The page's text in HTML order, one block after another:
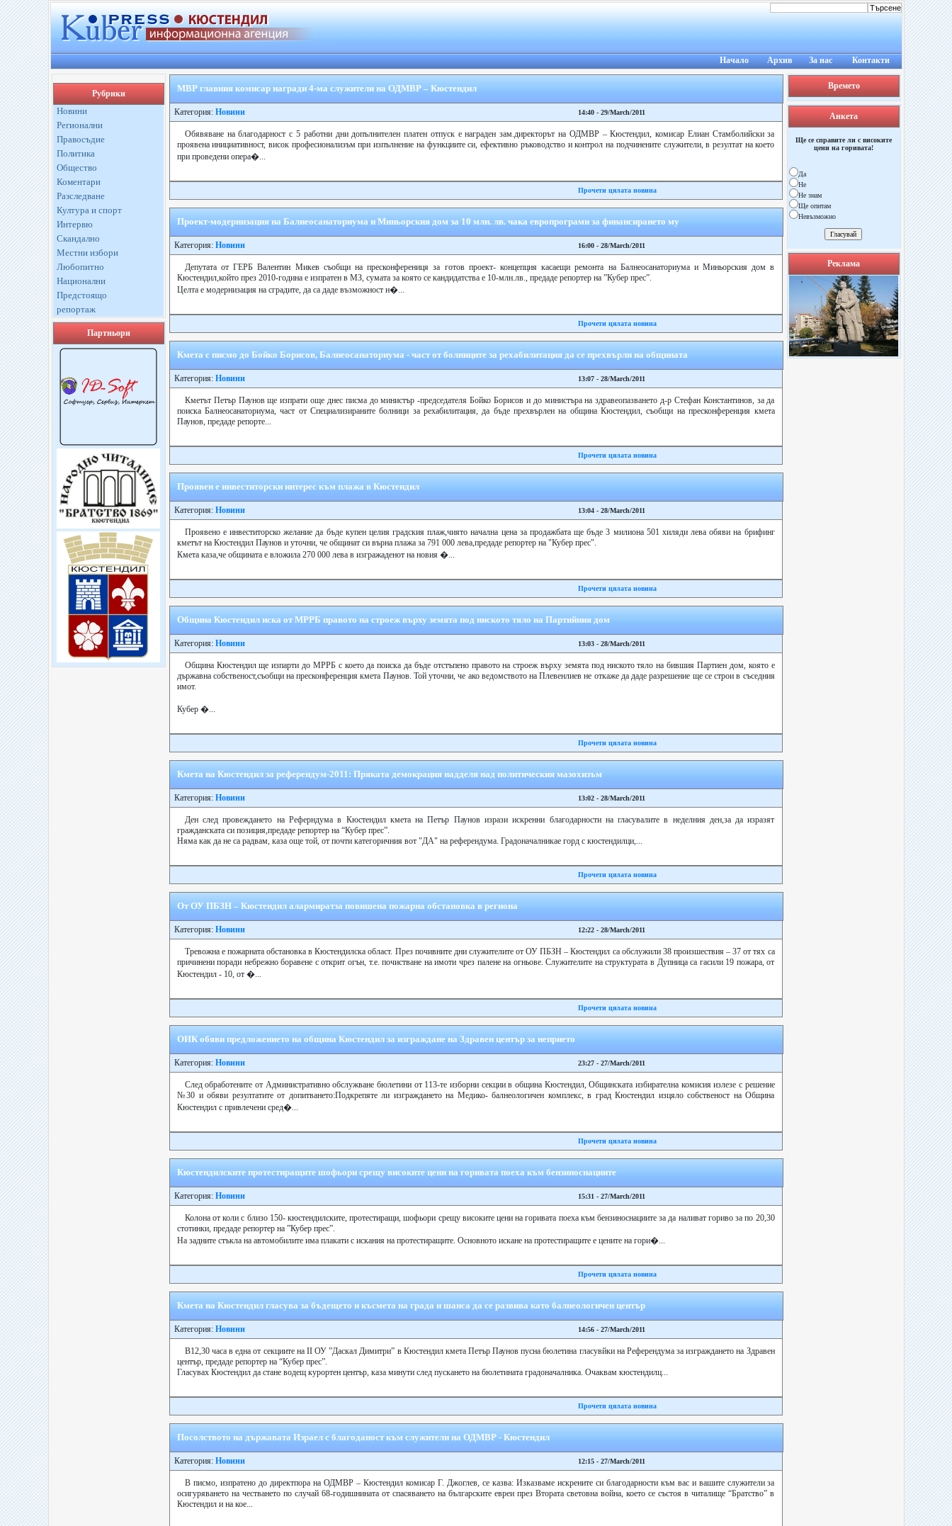
Начало Архив За нас Контакти
Рубрики
Новини
Регионални
Правосъдие
Политика
Общество
Коментари
Разследване
Култура и спорт
Интервю
Скандално
Местни избори
Любопитно
Национални
Предстоящо
репортаж
Партньори
МВР главния комисар награди 4-ма служители на ОДМВР – Кюстендил
Категория: Новини 14:40 - 29/March/2011
Обявяване на благодарност с 5 работни дни допълнителен платен отпуск е награден зам.директорът на ОДМВР – Кюстендил, комисар Елиан Стамболийски за
проявена инициативност, висок професионализъм при изпълнение на функциите си, ефективно ръководство и контрол на подчинените служители, в резултат на което
при проведени опера�...
Прочети цялата новина
Проект-модернизация на Балнеосанаториума и Миньорския дом за 10 млн. лв. чака европрограми за финансирането му
Категория: Новини 16:00 - 28/March/2011
Депутата от ГЕРБ Валентин Микев съобщи на пресконферениця за готов проект- концепция касаещи ремонта на Балнеосанаториума и Миньорския дом в
Кюстендил,който през 2010-година е изпратен в МЗ, сумата за която се кандидатства е 10-млн.лв., предаде репортер на ”Кубер прес”.
Целта е модернизация на сградите, да са даде възможност н�...
Прочети цялата новина
Кмета с писмо до Бойко Борисов, Балнеосанаториума - част от болниците за рехабилитация да се прехвърли на общината
Категория: Новини 13:07 - 28/March/2011
Кметът Петър Паунов ще изпрати още днес писма до министър -председателя Бойко Борисов и до министъра на здравеопазването д-р Стефан Константинов, за да
поиска Балнеосанаториума, част от Специализираните болници за рехабилитация, да бъде прехвърлен на община Кюстендил, съобщи на пресконференция кмета
Паунов, предаде репорте...
Прочети цялата новина
Проявен е инвеститорски интерес към плажа в Кюстендил
Категория: Новини 13:04 - 28/March/2011
Проявено е инвеститорско желание да бъде купен целия градския плаж,чиято начална цена за продажбата ще бъде 3 милиона 501 хиляди лева обяви на брифинг
кметът на Кюстендил Паунов и уточни, че общинат си върна плажа за 791 000 лева,предаде репортер на "Кубер прес".
Кмета каза,че общината е вложила 270 000 лева в изгражаденот на новия �...
Прочети цялата новина
Община Кюстендил иска от МРРБ правото на строеж върху земята под ниското тяло на Партийния дом
Категория: Новини 13:03 - 28/March/2011
Община Кюстендил ще изпарти до МРРБ с което да поиска да бъде отстъпено правото на строеж върху земята под ниското тяло на бившия Партиен дом, която е
държавна собственост,съобщи на пресконференция кмета Паунов. Той уточни, че ако ведомството на Плевенлиев не откаже да даде разрешение ще се строи в съседния
имот.
Кубер �...
Прочети цялата новина
Кмета на Кюстендил за референдум-2011: Пряката демокрация надделя над политическия мазохизъм
Категория: Новини 13:02 - 28/March/2011
Ден след провеждането на Реферндума в Кюстендил кмета на Петър Паунов изрази искренни благодарности на гласувалите в неделния ден,за да изразят
гражданската си позиция,предаде репортер на “Кубер прес”.
Няма как да не са радвам, каза още той, от почти категоричния вот "ДА" на референдума. Градоначалникае горд с кюстендилци,...
Прочети цялата новина
От ОУ ПБЗН – Кюстендил алармиратза повишена пожарна обстановка в региона
Категория: Новини 12:22 - 28/March/2011
Тревожна е пожарната обстановка в Кюстендилска област. През почивните дни служителите от ОУ ПБЗН – Кюстендил са обслужили 38 произшествия – 37 от тях са
причинени поради небрежно боравене с открит огън, т.е. почистване на имоти чрез палене на огньове. Служителите на структурата в Дупница са гасили 19 пожара, от
Кюстендил - 10, от �...
Прочети цялата новина
ОИК обяви предложението на община Кюстендил за изграждане на Здравен център за неприето
Категория: Новини 23:27 - 27/March/2011
След обработените от Административно обслужване бюлетини от 113-те изборни секции в община Кюстендил, Общинската избирателна комисия излезе с решение
№30 и обяви резултатите от допитването:Подкрепяте ли изграждането на Медико- балнеологичен комплекс, в град Кюстендил изцяло собственост на Община
Кюстендил с привлечени сред�...
Прочети цялата новина
Кюстендилските протестиращите шофьори срещу високите цени на горивата поеха към бензиноснациите
Категория: Новини 15:31 - 27/March/2011
Колона от коли с близо 150- кюстендилските, протестиращи, шофьори срещу високите цени на горивата поеха към бензиноснациите за да наливат гориво за по 20,30
стотинки, предаде репортер на ”Кубер прес”.
На задните стъкла на автомобилите има плакати с искания на протестиращите. Основното искане на протестиращите е цените на гори�...
Прочети цялата новина
Кмета на Кюстендил гласува за бъдещето и късмета на града и шанса да се развива като балнеологичен център
Категория: Новини 14:56 - 27/March/2011
В12,30 часа в една от секциите на ІІ ОУ ”Даскал Димитри” в Кюстендил кмета Петър Паунов пусна бюлетина гласувйки на Референдума за изграждането на Здравен
център, предаде репортер на “Кубер прес”.
Гласувах Кюстендил да стане водещ курортен център, каза минути след пускането на бюлетината градоначалника. Очаквам кюстендилц...
Прочети цялата новина
Посолството на държавата Израел с благоданост към служители на ОДМВР - Кюстендил
Категория: Новини 12:15 - 27/March/2011
В писмо, изпратено до директпора на ОДМВР – Кюстендил комисар Г. Джоглев, се казва: Изказваме искрените си благодарности към вас и вашите служители за
осигуряването на честването по случай 68-годишнината от спасяването на българските евреи през Втората световна война, което се състоя в читалище “Братство” в
Кюстендил и на кое...
Времето
Анкета
Ще се справите ли с високите
цени на горивата!
Да
Не
Не знам
Ще опитам
Невъзможно
Реклама